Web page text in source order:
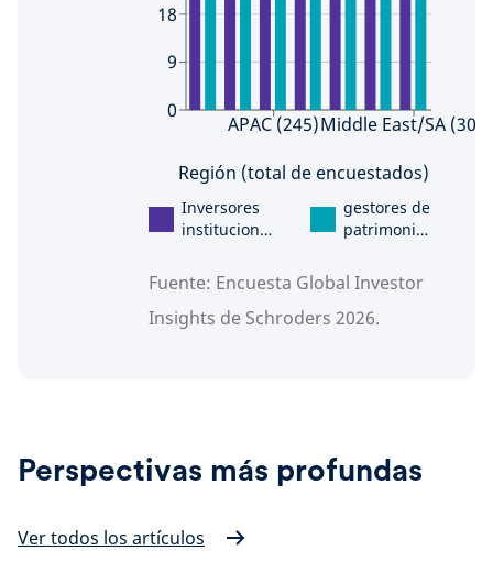
APAC (245)Middle East/SA (30)
0
9
18
Región (total de encuestados)
Inversores
institucional
gestores de
patrimonio
intermediari
os
Fuente: Encuesta Global Investor
Insights de Schroders 2026.
Perspectivas más profundas
Ver todos los artículos